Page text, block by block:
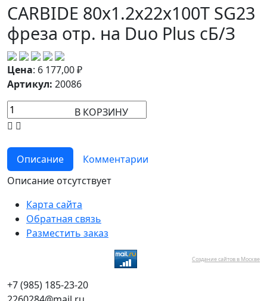
CARBIDE 80х1.2х22х100Т SG23
фреза отр. на Duo Plus cБ/З
Цена: 6 177,00₽
Артикул: 20086
В КОРЗИНУ
Описание
Комментарии
Описание отсутствует
Карта сайта
Обратная связь
Разместить заказ
Создание сайтов в Москве
+7 (985) 185-23-20